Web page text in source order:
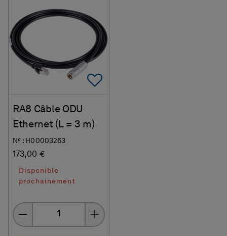
Add To Favorites
RA8 Câble ODU
Ethernet (L = 3 m)
N° : H00003263
173,00 €
Disponible
prochainement
Quantity